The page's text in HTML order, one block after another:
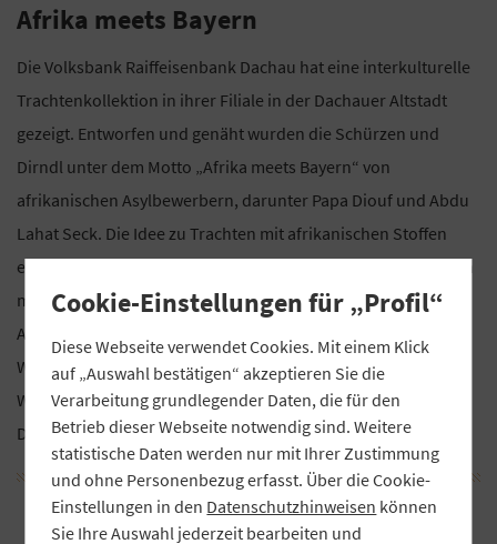
Afrika meets Bayern
Die Volksbank Raiffeisenbank Dachau hat eine interkulturelle
Trachtenkollektion in ihrer Filiale in der Dachauer Altstadt
gezeigt. Entworfen und genäht wurden die Schürzen und
Dirndl unter dem Motto „Afrika meets Bayern“ von
afrikanischen Asylbewerbern, darunter Papa Diouf und Abdu
Lahat Seck. Die Idee zu Trachten mit afrikanischen Stoffen
entstand vor zwei Jahren im Rahmen des Projekts Integration
mit Augenmaß (IMA) des Landratsamts Dachau. Bei der
Ausstellungseröffnung hob Bankvorstand Thomas Höbel die
Wichtigkeit von interkultureller Integration in einer offenen
Welt hervor. Die Dirndl können bei Trachten Ullmann in
Dachau erworben werden, sie kosten je 100 Euro.
Cookie-Einstellungen für „Profil“
Diese Webseite verwendet Cookies. Mit einem Klick
auf „Auswahl bestätigen“ akzeptieren Sie die
Verarbeitung grundlegender Daten, die für den
Betrieb dieser Webseite notwendig sind. Weitere
statistische Daten werden nur mit Ihrer Zustimmung
und ohne Personenbezug erfasst. Über die Cookie-
Einstellungen in den Datenschutzhinweisen können
Sie Ihre Auswahl jederzeit bearbeiten und